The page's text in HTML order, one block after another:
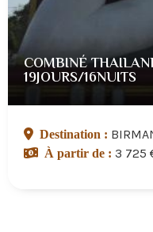
COMBINÉ
19JOURS/16NUITS
Destination :
À partir de : 3 725